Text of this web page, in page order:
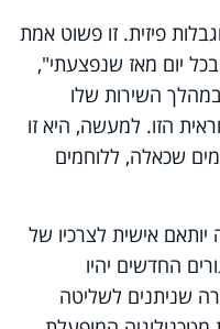
פיזית. זו פשוט אמת
יום מאז שנפצעתי",
השירות שלו
הזו. למעשה, היא זו
58 בתים חכמים שכאלה, ללוחמים
אישית לצרכיו של
החדשים יהיו
שניתנים לשליטה